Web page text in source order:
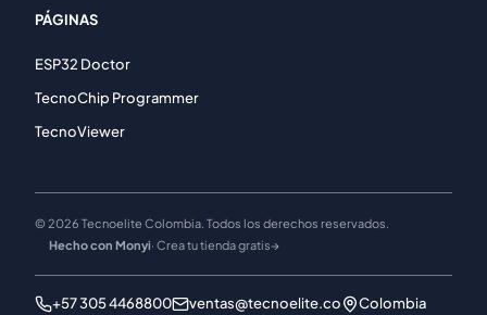
PÁGINAS
ESP32 Doctor
TecnoChip Programmer
TecnoViewer
© 2026 Tecnoelite Colombia. Todos los derechos reservados.
Hecho con Monyi· Crea tu tienda gratis→
+57 305 4468800 ventas@tecnoelite.co Colombia